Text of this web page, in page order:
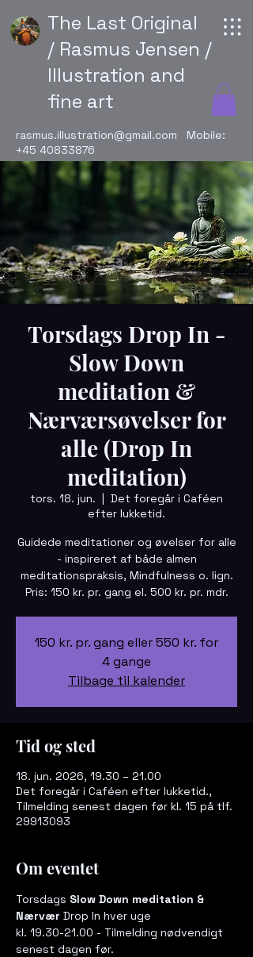
The Last Original
/ Rasmus Jensen /
Illustration and
fine art
rasmus.illustration@gmail.com Mobile:
+45 40833876
Torsdags Drop In -
Slow Down
meditation &
Nærværsøvelser for
alle (Drop In
meditation)
tors. 18. jun.
  |
Det foregår i Caféen
efter lukketid.
Guidede meditationer og øvelser for alle
- inspireret af både almen
meditationspraksis, Mindfulness o. lign.
Pris: 150 kr. pr. gang el. 500 kr. pr. mdr.
150 kr. pr. gang eller 550 kr. for
4 gange
Tilbage til kalender
Tid og sted
18. jun. 2026, 19.30 – 21.00
Det foregår i Caféen efter lukketid.,
Tilmelding senest dagen før kl. 15 på tlf.
29913093
Om eventet
Torsdags Slow Down meditation &
Nærvær Drop In hver uge
kl. 19.30-21.00 - Tilmelding nødvendigt
senest dagen før.